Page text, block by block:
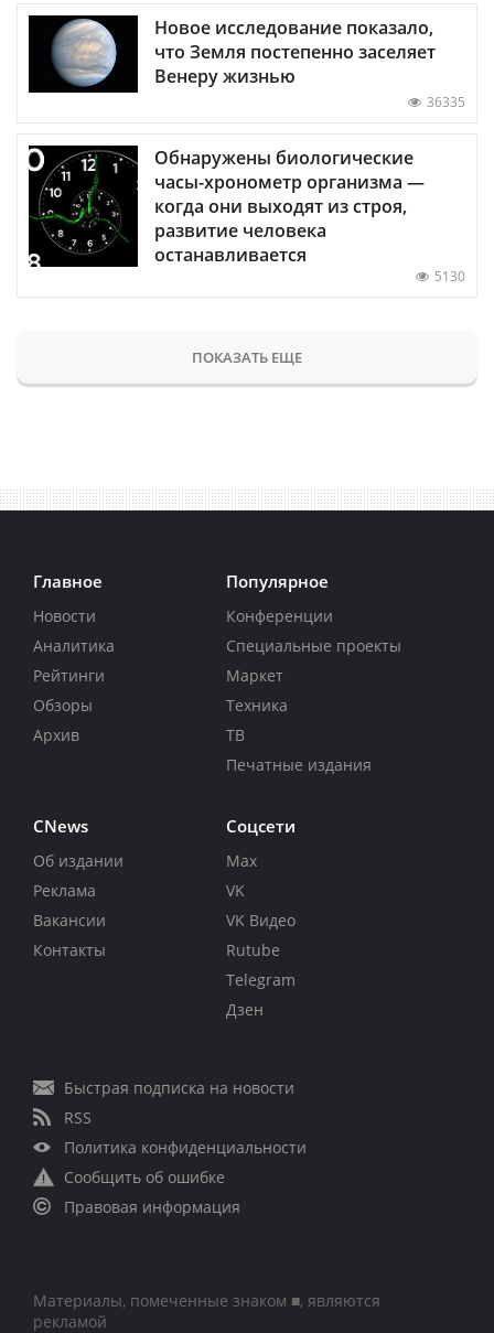
Новое исследование показало,
что Земля постепенно заселяет
Венеру жизнью
36335
Обнаружены биологические
часы-хронометр организма —
когда они выходят из строя,
развитие человека
останавливается
5130
ПОКАЗАТЬ ЕЩЕ
Главное
Новости
Аналитика
Рейтинги
Обзоры
Архив
Популярное
Конференции
Специальные проекты
Маркет
Техника
ТВ
Печатные издания
CNews
Об издании
Реклама
Вакансии
Контакты
Соцсети
Max
VK
VK Видео
Rutube
Telegram
Дзен
Быстрая подписка на новости
RSS
Политика конфиденциальности
Сообщить об ошибке
Правовая информация
Материалы, помеченные знаком ■, являются
рекламой